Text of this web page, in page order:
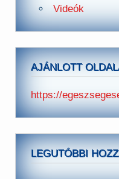
Videók
AJÁNLOTT
https://
LEGUTÓBBI